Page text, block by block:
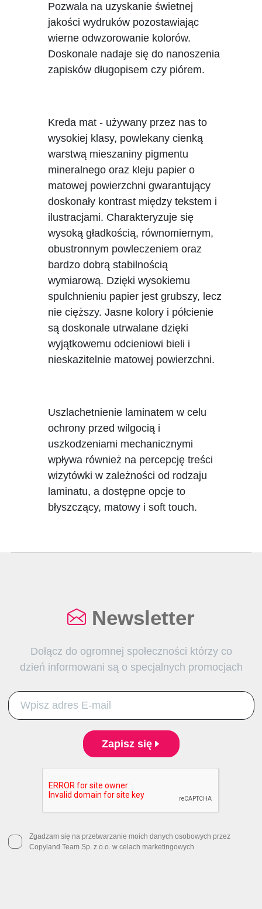
Pozwala na uzyskanie świetnej
jakości wydruków pozostawiając
wierne odwzorowanie kolorów.
Doskonale nadaje się do nanoszenia
zapisków długopisem czy piórem.
Kreda mat - używany przez nas to
wysokiej klasy, powlekany cienką
warstwą mieszaniny pigmentu
mineralnego oraz kleju papier o
matowej powierzchni gwarantujący
doskonały kontrast między tekstem i
ilustracjami. Charakteryzuje się
wysoką gładkością, równomiernym,
obustronnym powleczeniem oraz
bardzo dobrą stabilnością
wymiarową. Dzięki wysokiemu
spulchnieniu papier jest grubszy, lecz
nie cięższy. Jasne kolory i półcienie
są doskonale utrwalane dzięki
wyjątkowemu odcieniowi bieli i
nieskazitelnie matowej powierzchni.
Uszlachetnienie laminatem w celu
ochrony przed wilgocią i
uszkodzeniami mechanicznymi
wpływa również na percepcję treści
wizytówki w zależności od rodzaju
laminatu, a dostępne opcje to
błyszczący, matowy i soft touch.
Newsletter
Dołącz do ogromnej społeczności którzy co
dzień informowani są o specjalnych promocjach
Zapisz się
Zgadzam się na przetwarzanie moich danych osobowych przez
Copyland Team Sp. z o.o. w celach marketingowych